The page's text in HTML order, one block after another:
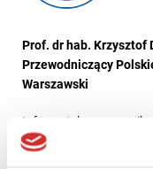
Prof. dr hab. Krzysztof
Przewodniczący
Warszawski
Informatyk, pracownik
Matematyki,
Warszawskiego,